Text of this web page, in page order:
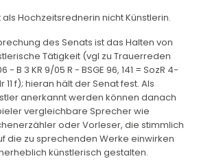
Hochzeitsrednerin nicht Künstlerin.
des Senats ist das Halten von
Tätigkeit (vgl zu Trauerreden
- B 3 KR 9/05 R - BSGE 96, 141 = SozR 4-
11 f); hieran hält der Senat fest. Als
anerkannt werden können danach
vergleichbare Sprecher wie
oder Vorleser, die stimmlich
die zu sprechenden Werke einwirken
künstlerisch gestalten.